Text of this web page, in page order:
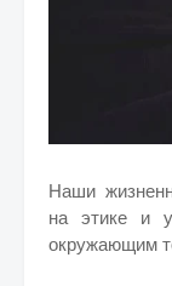
Наши
на этике и
окружающим